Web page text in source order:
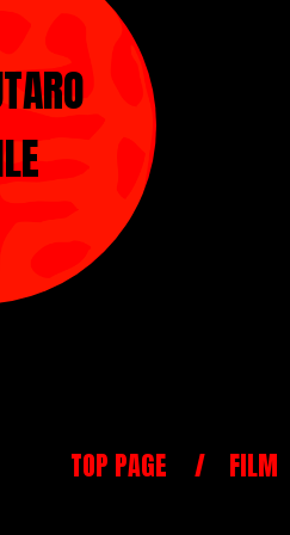
TOP PAGE FILM